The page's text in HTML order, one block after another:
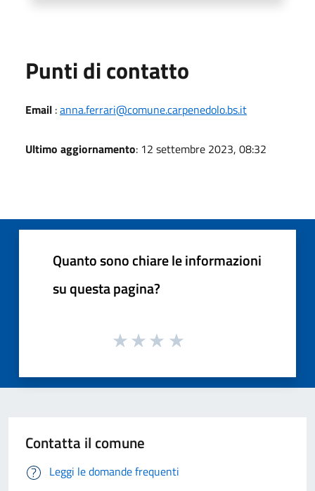
Punti di contatto
Email :anna.ferrari@comune.carpenedolo.bs.it
Ultimo aggiornamento: 12 settembre 2023, 08:32
Quanto sono chiare le informazioni
su questa pagina?
Contatta il comune
Leggi le domande frequenti